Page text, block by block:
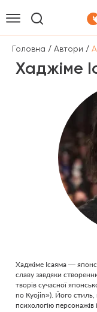
Головна / Автори /
Хаджіме
Хаджіме Ісаяма —
славу завдяки
творів сучасної
no Kyojin»). Його
психологію персонажів